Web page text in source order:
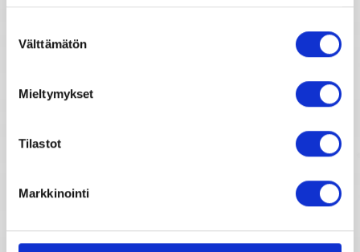
valinta
Välttämätön
Mieltymykset
Tilastot
Markkinointi